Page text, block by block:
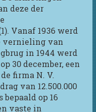
deze der
Vanaf 1936 werd
vernieling van
in 1944 werd
30 december, een
firma N. V.
van 12.500.000
op 16
vaste in